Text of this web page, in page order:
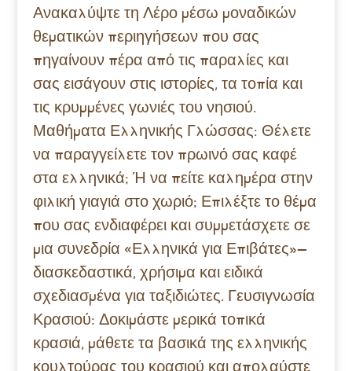
Ανακαλύψτε τη Λέρο μέσω μοναδικών
θεματικών περιηγήσεων που σας
πηγαίνουν πέρα από τις παραλίες και
σας εισάγουν στις ιστορίες, τα τοπία και
τις κρυμμένες γωνιές του νησιού.
Μαθήματα Ελληνικής Γλώσσας: Θέλετε
να παραγγείλετε τον πρωινό σας καφέ
στα ελληνικά; Ή να πείτε καλημέρα στην
φιλική γιαγιά στο χωριό; Επιλέξτε το θέμα
που σας ενδιαφέρει και συμμετάσχετε σε
μια συνεδρία «Ελληνικά για Επιβάτες»—
διασκεδαστικά, χρήσιμα και ειδικά
σχεδιασμένα για ταξιδιώτες. Γευσιγνωσία
Κρασιού: Δοκιμάστε μερικά τοπικά
κρασιά, μάθετε τα βασικά της ελληνικής
κουλτούρας του κρασιού και απολαύστε